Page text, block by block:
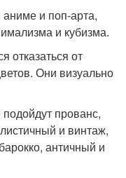
и поп-арта,
и кубизма.
отказаться от
Они визуально
прованс,
и винтаж,
античный и